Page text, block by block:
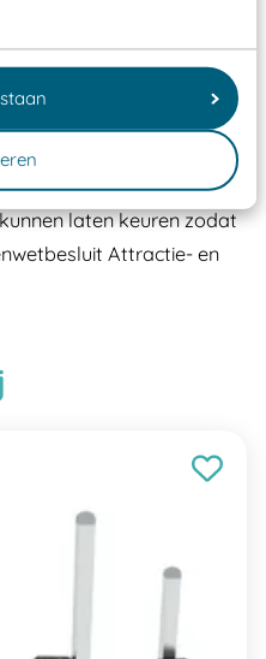
-plaatje en
een Nederlands
laten keuren zodat
Attractie- en